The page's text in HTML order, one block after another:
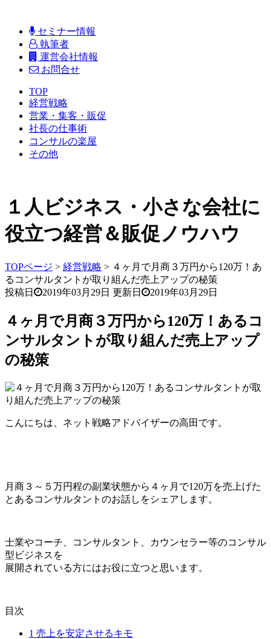
セミナー情報
執筆者
運営会社情報
お問合せ
TOP
経営戦略
営業・集客・販促
社長の仕事術
コンサルの楽屋
その他
１人ビジネス・小さな会社に
役立つ経営＆販促ノウハウ
TOPページ > 経営戦略 > ４ヶ月で月商３万円から120万！あ
るコンサルタントが取り組んだ売上アップの秘策
投稿日
2019年03月29日 更新日 2019年03月29日
４ヶ月で月商３万円から120万！あるコ
ンサルタントが取り組んだ売上アップ
の秘策
こんにちは、ネット戦略アドバイザーの高田です。
月商３～５万円程の副業状態から４ヶ月で120万を売上げた
とあるコンサルタントのお話しをシェアします。
士業やコーチ、コンサルタント、カウンセラー等のコンサル
型ビジネスを
展開されている方にはお役に立つと思います。
目次
1 売上を安定させるキモ